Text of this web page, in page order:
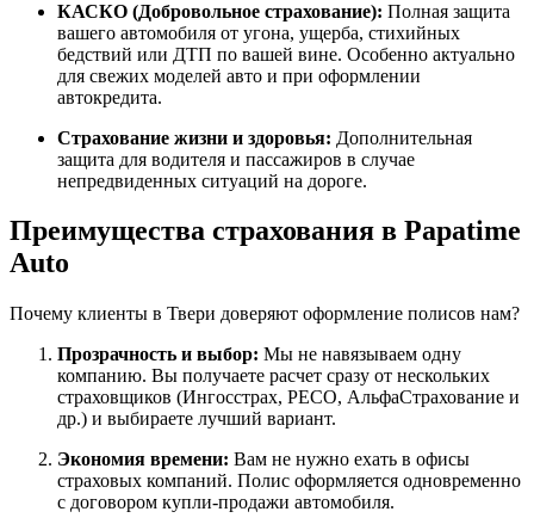
КАСКО (Добровольное страхование): Полная защита
вашего автомобиля от угона, ущерба, стихийных
бедствий или ДТП по вашей вине. Особенно актуально
для свежих моделей авто и при оформлении
автокредита.
Страхование жизни и здоровья: Дополнительная
защита для водителя и пассажиров в случае
непредвиденных ситуаций на дороге.
Преимущества страхования в Papatime
Auto
Почему клиенты в Твери доверяют оформление полисов нам?
Прозрачность и выбор: Мы не навязываем одну
компанию. Вы получаете расчет сразу от нескольких
страховщиков (Ингосстрах, РЕСО, АльфаСтрахование и
др.) и выбираете лучший вариант.
Экономия времени: Вам не нужно ехать в офисы
страховых компаний. Полис оформляется одновременно
с договором купли-продажи автомобиля.